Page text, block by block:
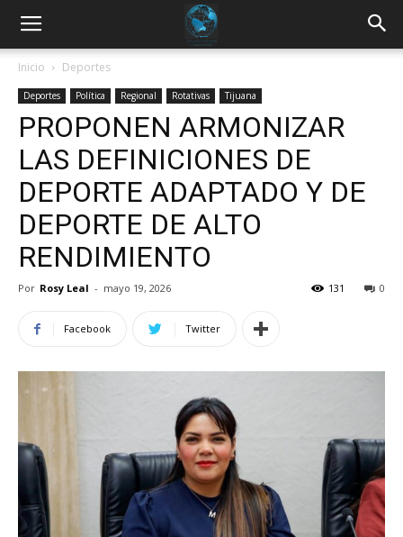
Inicio Deportes
Deportes Política Regional Rotativas Tijuana
PROPONEN ARMONIZAR
LAS DEFINICIONES DE
DEPORTE ADAPTADO Y DE
DEPORTE DE ALTO
RENDIMIENTO
Por Rosy Leal - mayo 19, 2026 0
131
Facebook Twitter